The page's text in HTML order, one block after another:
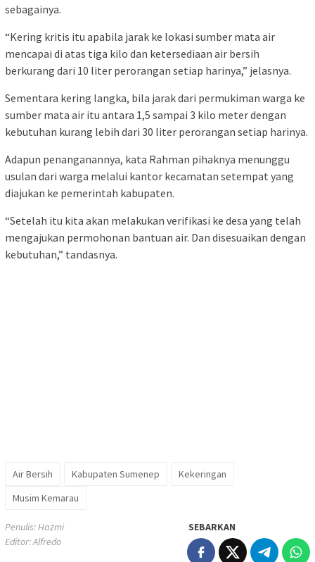
sebagainya.
“Kering kritis itu apabila jarak ke lokasi sumber mata air
mencapai di atas tiga kilo dan ketersediaan air bersih
berkurang dari 10 liter perorangan setiap harinya,” jelasnya.
Sementara kering langka, bila jarak dari permukiman warga ke
sumber mata air itu antara 1,5 sampai 3 kilo meter dengan
kebutuhan kurang lebih dari 30 liter perorangan setiap harinya.
Adapun penanganannya, kata Rahman pihaknya menunggu
usulan dari warga melalui kantor kecamatan setempat yang
diajukan ke pemerintah kabupaten.
“Setelah itu kita akan melakukan verifikasi ke desa yang telah
mengajukan permohonan bantuan air. Dan disesuaikan dengan
kebutuhan,” tandasnya.
Air Bersih Kabupaten Sumenep
Kekeringan
Musim Kemarau
Penulis: Hazmi
Editor: Alfredo
SEBARKAN